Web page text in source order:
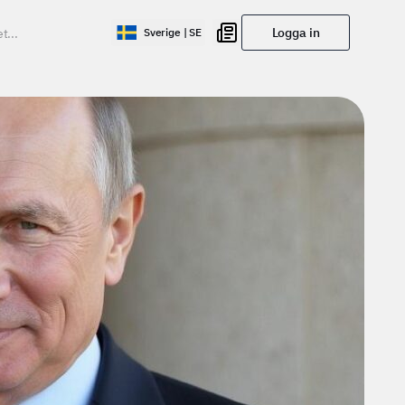
Sverige | SE Logga in